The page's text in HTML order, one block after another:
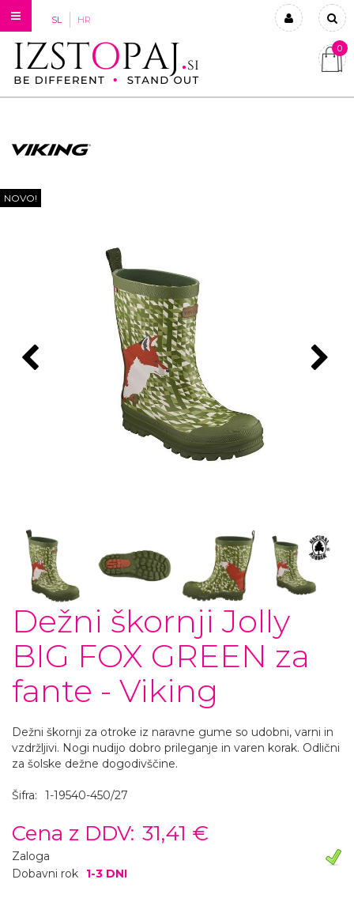
SL HR
Prijavi se
0
NOVO!
Dežni škornji Jolly
BIG FOX GREEN za
fante - Viking
Dežni škornji za otroke iz naravne gume so udobni, varni in
vzdržljivi. Nogi nudijo dobro prileganje in varen korak. Odlični
za šolske dežne dogodivščine.
Šifra: 1-19540-450/27
Cena z DDV: 31,41 €
Zaloga
Dobavni rok
1-3 DNI